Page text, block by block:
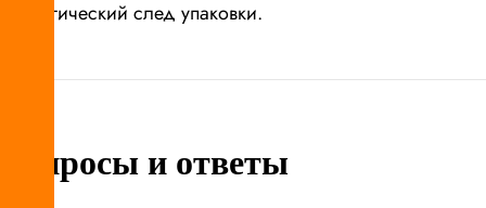
экологический след упаковки.
Вопросы и ответы